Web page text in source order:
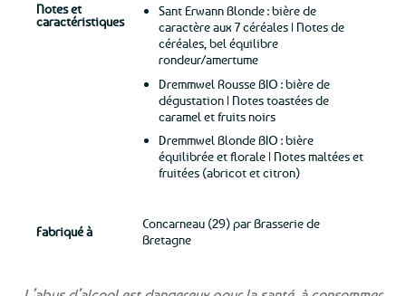
Notes et
caractéristiques
Sant Erwann Blonde : bière de
caractère aux 7 céréales | Notes de
céréales, bel équilibre
rondeur/amertume
Dremmwel Rousse BIO : bière de
dégustation | Notes toastées de
caramel et fruits noirs
Dremmwel Blonde BIO : bière
équilibrée et florale | Notes maltées et
fruitées (abricot et citron)
Fabriqué à
Concarneau (29) par Brasserie de
Bretagne